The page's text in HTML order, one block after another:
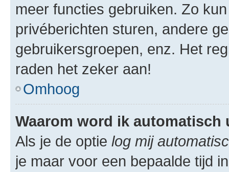
meer functies gebruiken. Zo
privéberichten sturen, andere
gebruikersgroepen, enz. Het
raden het zeker aan!
Omhoog
Waarom word ik automatisch
Als je de optie log mij
je maar voor een bepaalde tijd